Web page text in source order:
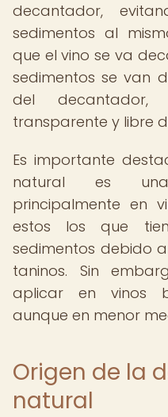
decantador,
sedimentos al
que el vino se va
sedimentos se van
del decantador,
transparente y libre
Es importante
natural es
principalmente en
estos los que
sedimentos debido
taninos. Sin
aplicar en vinos
aunque en menor
Origen de la
natural